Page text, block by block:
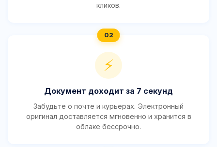
кликов.
⚡
Документ доходит за 7 секунд
Забудьте о почте и курьерах. Электронный
оригинал доставляется мгновенно и хранится в
облаке бессрочно.